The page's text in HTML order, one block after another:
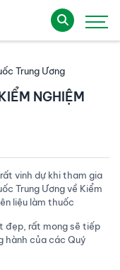
Trung Ương
NGHIỆM
vinh dự khi tham gia
Trung Ương về Kiểm
liệu làm thuốc
đẹp, rất mong sẽ tiếp
hành của các Quý